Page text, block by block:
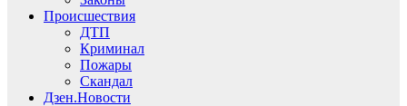
Происшествия
ДТП
Криминал
Пожары
Скандал
Дзен.Новости